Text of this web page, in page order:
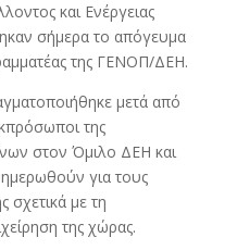
και Ενέργειας
σήμερα το απόγευμα
της ΓΕΝΟΠ/ΔΕΗ.
μετά από
της
στον Όμιλο ΔΕΗ και
για τους
σχετικά με τη
της χώρας.